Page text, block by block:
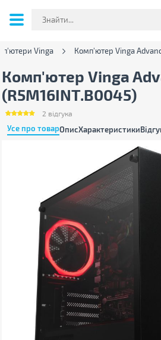
Vinga Комп'ютер Vinga
Комп'ютер Vinga
(R5M16INT.B0045)
Усе про товарОписХарактеристики
2 відгука